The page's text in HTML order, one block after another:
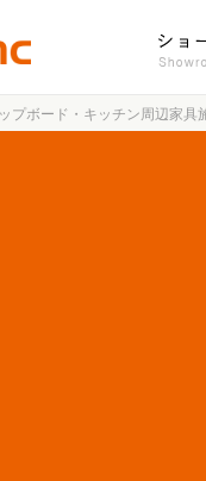
プボード・キッチン周辺家具